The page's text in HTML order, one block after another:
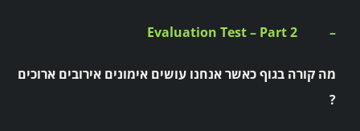
–
Evaluation Test – Part 2
מה קורה בגוף כאשר אנחנו עושים אימונים אירובים ארוכים
?